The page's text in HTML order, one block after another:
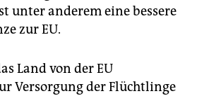
unter anderem eine bessere
zur EU.
Land von der EU
Versorgung der Flüchtlinge